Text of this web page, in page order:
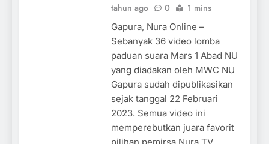
tahun ago
0 1 mins
Gapura, Nura Online –
Sebanyak 36 video lomba
paduan suara Mars 1 Abad NU
yang diadakan oleh MWC NU
Gapura sudah dipublikasikan
sejak tanggal 22 Februari
2023. Semua video ini
memperebutkan juara favorit
pilihan pemirsa Nura TV.